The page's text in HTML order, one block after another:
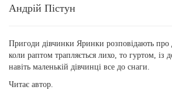
Андрій Пістун
Пригоди дівчинки Яринки розповідають про
коли раптом трапляється лихо, то гуртом, із
навіть маленькій дівчинці все до снаги.
Читає автор.